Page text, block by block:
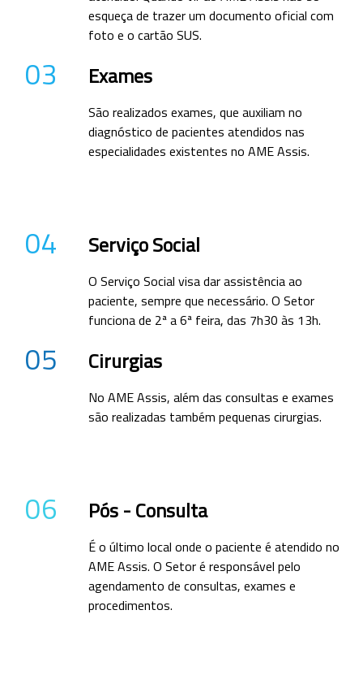
esqueça de trazer um documento oficial com
foto e o cartão SUS.
03 Exames
São realizados exames, que auxiliam no
diagnóstico de pacientes atendidos nas
especialidades existentes no AME Assis.
04 Serviço Social
O Serviço Social visa dar assistência ao
paciente, sempre que necessário. O Setor
funciona de 2ª a 6ª feira, das 7h30 às 13h.
05 Cirurgias
No AME Assis, além das consultas e exames
são realizadas também pequenas cirurgias.
06 Pós - Consulta
É o último local onde o paciente é atendido no
AME Assis. O Setor é responsável pelo
agendamento de consultas, exames e
procedimentos.